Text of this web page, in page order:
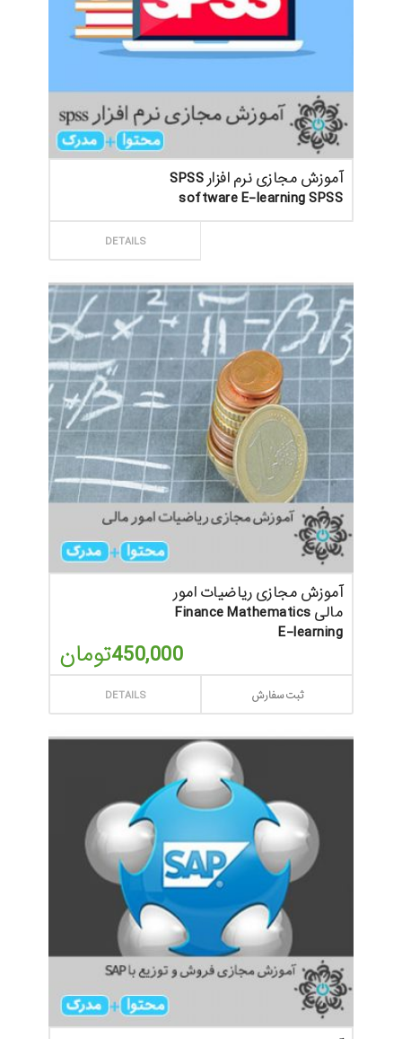
آموزش مجازی نرم افزار SPSS
software E-learning SPSS
DETAILS
آموزش مجازی ریاضیات امور
مالی Finance Mathematics
E-learning
450,000تومان
DETAILS ثبت سفارش